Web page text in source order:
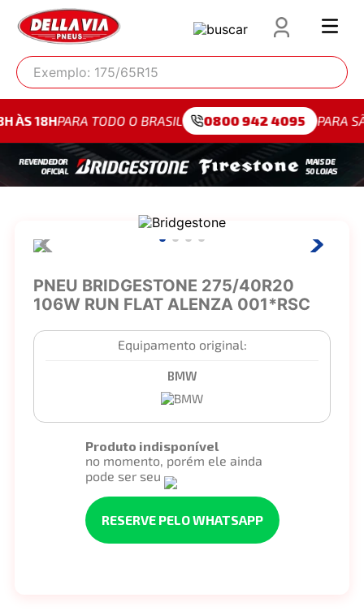
Exemplo: 175/65R15
TODO O BRASIL 0800 942 4095 PARA SÃO PAULO
PNEU BRIDGESTONE 275/40R20
106W RUN FLAT ALENZA 001*RSC
Equipamento original:
BMW
Produto indisponível
no momento, porém ele ainda
pode ser seu
RESERVE PELO WHATSAPP